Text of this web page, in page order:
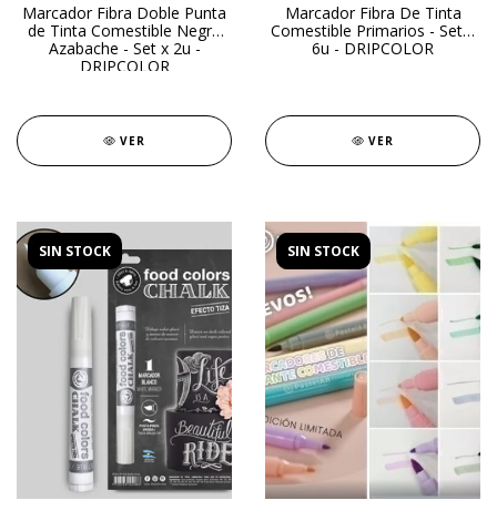
Marcador Fibra Doble Punta
de Tinta Comestible Negro
Azabache - Set x 2u -
DRIPCOLOR
VER
Marcador Fibra De Tinta
Comestible Primarios - Set x
6u - DRIPCOLOR
VER
SIN STOCK SIN STOCK